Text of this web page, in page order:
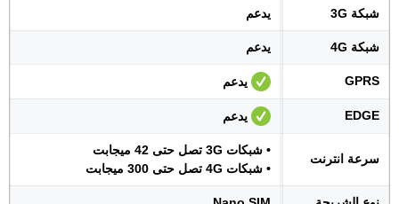
شبكة 3G يدعم
شبكة 4G يدعم
GPRS يدعم
EDGE يدعم
سرعة انترنت
• شبكات 3G تصل حتى 42 ميجابت
• شبكات 4G تصل حتى 300 ميجابت